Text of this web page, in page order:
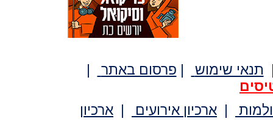
תנאי שימוש | פרסום באתר
|
| ארכיון אירועים | ארכיון